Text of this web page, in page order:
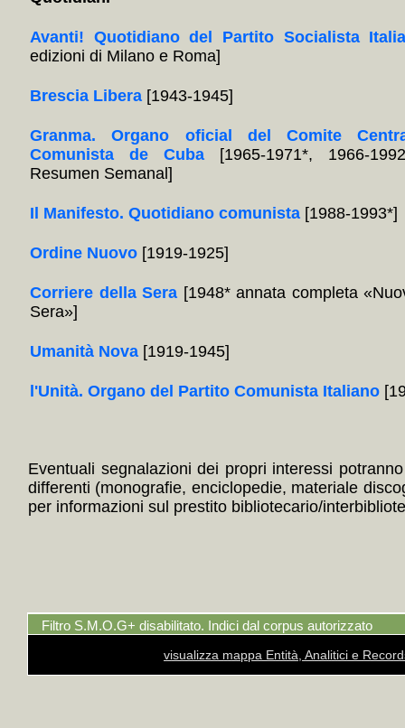
Avanti! Quotidiano del Partito Socialista
edizioni di Milano e Roma]
Brescia Libera [1943-1945]
Granma. Organo oficial del Comite
Comunista de Cuba [1965-1971*, 1966-
Resumen Semanal]
Il Manifesto. Quotidiano comunista [1988-1993*]
Ordine Nuovo [1919-1925]
Corriere della Sera [1948* annata completa
Sera»]
Umanità Nova [1919-1945]
l'Unità. Organo del Partito Comunista Italiano
Eventuali segnalazioni dei propri interessi
differenti (monografie, enciclopedie, materiale
per informazioni sul prestito bibliotecario/
Filtro S.M.O.G+ disabilitato. Indici dal corpus autorizzato
visualizza mappa Entità, Analitici e